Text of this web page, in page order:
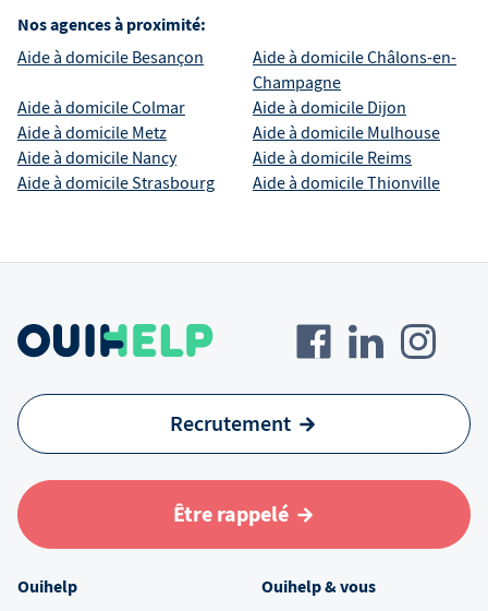
Nos agences à proximité:
Aide à domicile Besançon Aide à domicileChâlons-en-
Champagne
Aide à domicileColmar Aide à domicile Dijon
Aide à domicile Metz Aide à domicile Mulhouse
Aide à domicile Nancy Aide à domicile Reims
Aide à domicileStrasbourg Aide à domicileThionville
Recrutement
Être rappelé
Ouihelp Ouihelp & vous